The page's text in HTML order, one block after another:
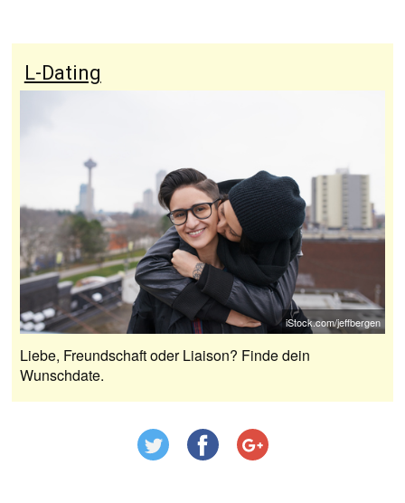
L-Dating
iStock.com/jeffbergen
Liebe, Freundschaft oder Liaison? Finde dein
Wunschdate.